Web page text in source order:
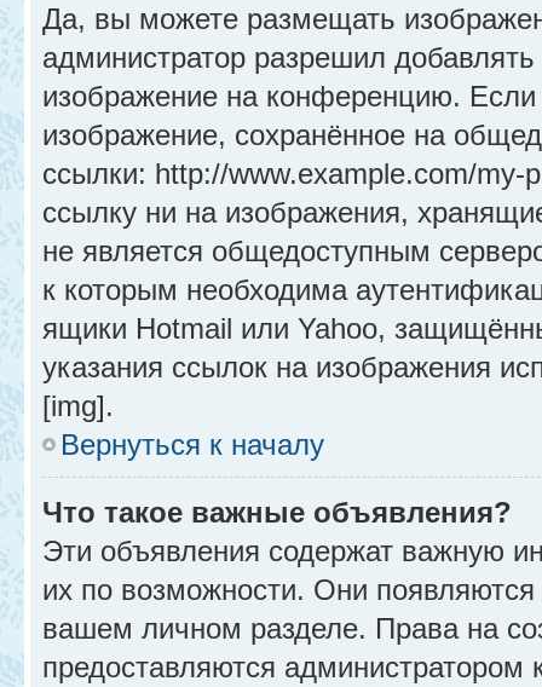
Да, вы можете размещать
администратор разрешил
изображение на конференцию.
изображение, сохранённое на
ссылки: http://www.example.com/
ссылку ни на изображения,
не является общедоступным
к которым необходима
ящики Hotmail или Yahoo,
указания ссылок на изображения
[img].
Вернуться к началу
Что такое важные объявления?
Эти объявления содержат важную
их по возможности. Они
вашем личном разделе. Права на
предоставляются администратором